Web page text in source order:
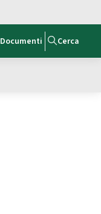
Documenti Cerca